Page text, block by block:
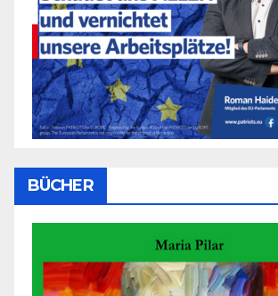
BÜCHER